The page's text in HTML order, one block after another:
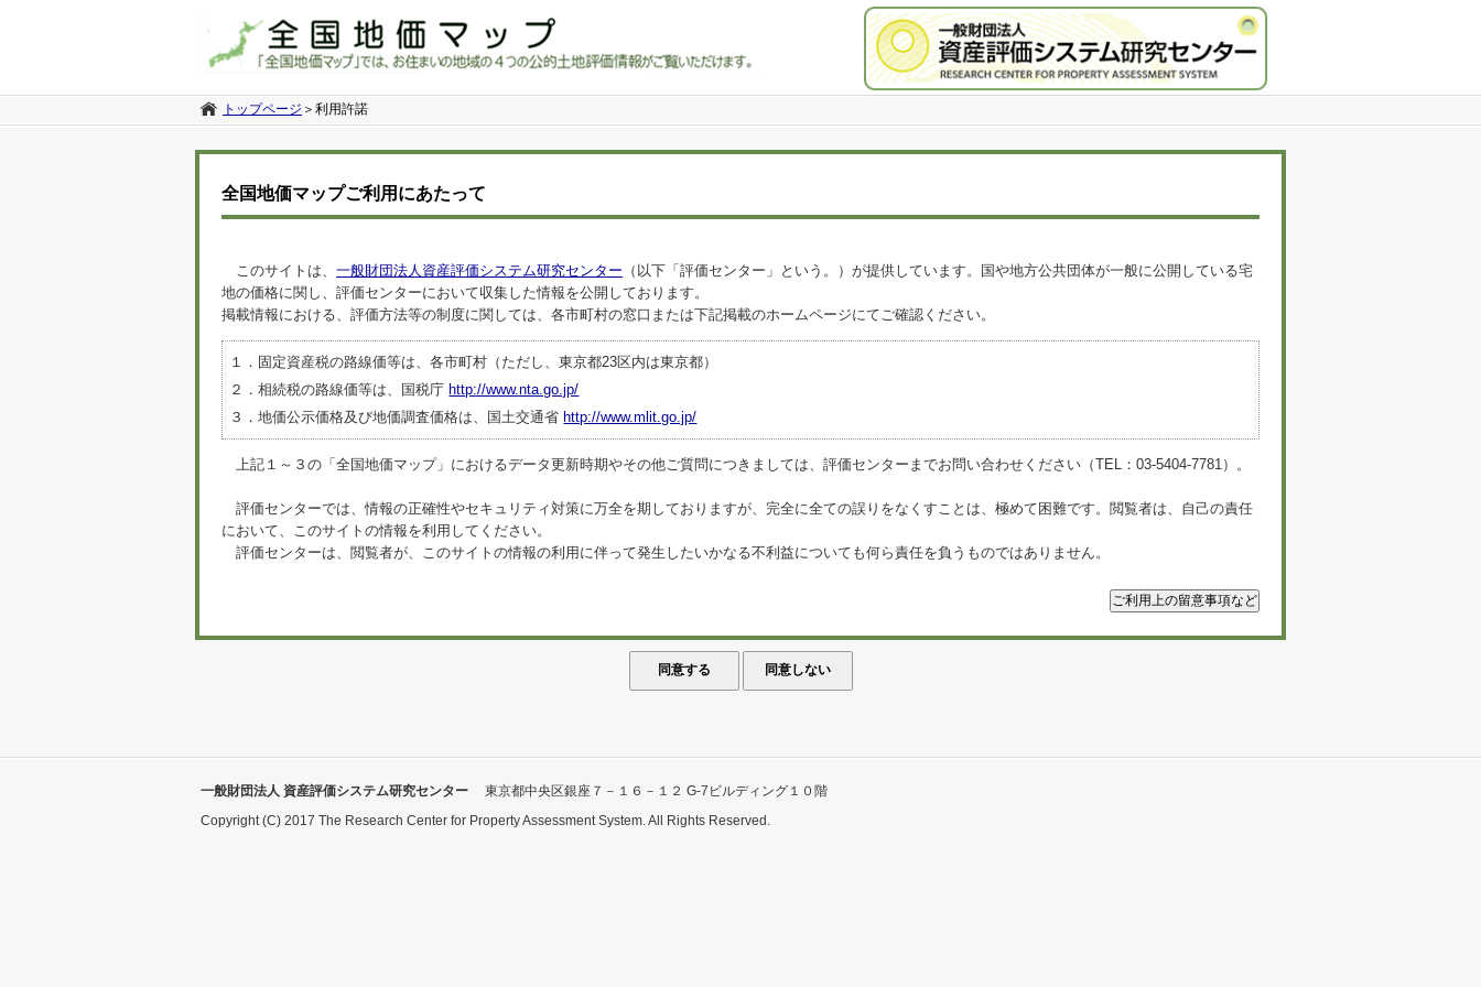
トップページ ＞ 利用許諾
全国地価マップご利用にあたって
このサイトは、 一般財団法人資産評価システム研究センター （以下「評価センター」という。）が提供しています。国や地方公共団体が一般に公開している宅
地の価格に関し、評価センターにおいて収集した情報を公開しております。
掲載情報における、評価方法等の制度に関しては、各市町村の窓口または下記掲載のホームページにてご確認ください。
１．固定資産税の路線価等は、各市町村（ただし、東京都23区内は東京都）
２．相続税の路線価等は、国税庁 http://www.nta.go.jp/
３．地価公示価格及び地価調査価格は、国土交通省 http://www.mlit.go.jp/
上記１～３の「全国地価マップ」におけるデータ更新時期やその他ご質問につきましては、評価センターまでお問い合わせください（TEL：03-5404-7781）。
評価センターでは、情報の正確性やセキュリティ対策に万全を期しておりますが、完全に全ての誤りをなくすことは、極めて困難です。閲覧者は、自己の責任
において、このサイトの情報を利用してください。
評価センターは、閲覧者が、このサイトの情報の利用に伴って発生したいかなる不利益についても何ら責任を負うものではありません。
一般財団法人 資産評価システム研究センター
東京都中央区銀座７－１６－１２ G-7ビルディング１０階
Copyright (C) 2017 The Research Center for Property Assessment System. All Rights Reserved.